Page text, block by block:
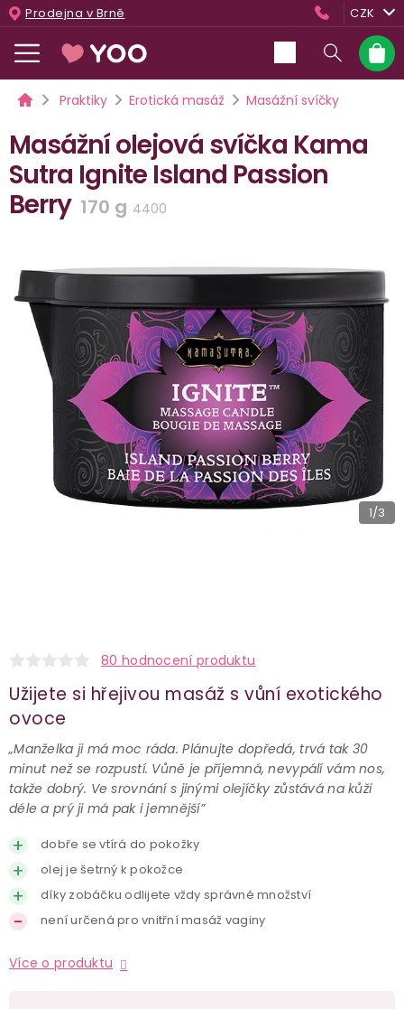
Přejít
na
obsah
Prodejna v Brně CZK
košík
DomůPraktiky Erotická masáž Masážní svíčky
Masážní olejová svíčka Kama
Sutra Ignite Island Passion
Berry 170 g 4400
1/3
80 hodnocení produktu
Užijete si hřejivou masáž s vůní exotického
ovoce
„Manželka ji má moc ráda. Plánujte dopředá, trvá tak 30
minut než se rozpustí. Vůně je příjemná, nevypálí vám nos,
takže dobrý. Ve srovnání s jinými olejíčky zůstává na kůži
déle a prý ji má pak i jemnější”
dobře se vtírá do pokožky
olej je šetrný k pokožce
díky zobáčku odlijete vždy správné množství
není určená pro vnitřní masáž vaginy
Více o produktu